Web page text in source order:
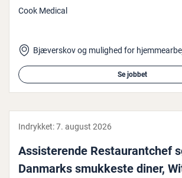
Cook Medical
Bjæverskov og mulighed for
Se jobbet
Indrykket:7. august 2026
As­si­ste­ren­de Restau­rant­chef
Danmarks smukkeste diner,